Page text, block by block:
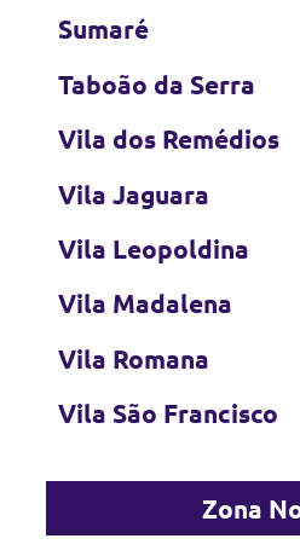
Sumaré
Taboão da Serra
Vila dos Remédios
Vila Jaguara
Vila Leopoldina
Vila Madalena
Vila Romana
Vila São Francisco
Zona